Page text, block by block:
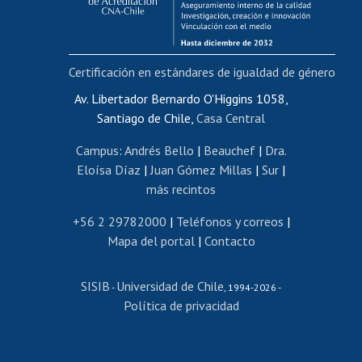
Funcionarias/os
Cursos internos de capacitación
Bienestar del personal
Portal de movilidad interna
Certificado de renta
Certificado de renta honorarios
Editar páginas blancas
Extranjeras/os
Revalidación y reconocimiento de títulos
Postulación al Programa de Movilidad Estudiantil
Cursos de español
Av. Libertador Bernardo O'Higgins 1058,
Santiago de Chile, Casa Central
Campus: Andrés Bello | Beauchef| Dra.
Eloísa Díaz |Juan Gómez Millas | Sur |
más recintos
+56 2 29782000 | Teléfonos y correos |
Mapa del portal| Contacto
SISIB - Universidad de Chile, 1994-2026 -
Política de privacidad
Certificación en estándares de igualdad de género